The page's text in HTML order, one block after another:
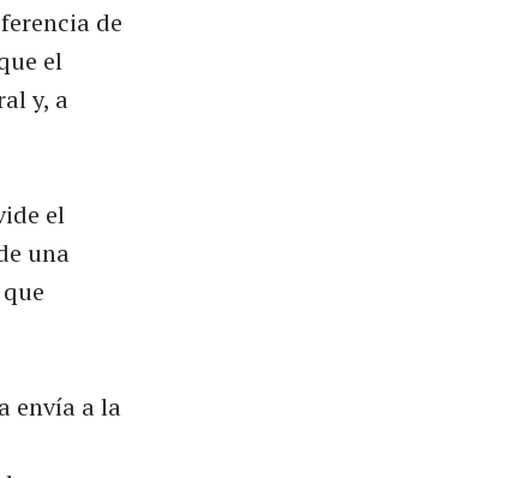
de
el
y, a
el
una
envía a la